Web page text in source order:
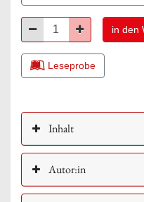
Minus Plus in den
Leseprobe
Inhalt
Autor:in